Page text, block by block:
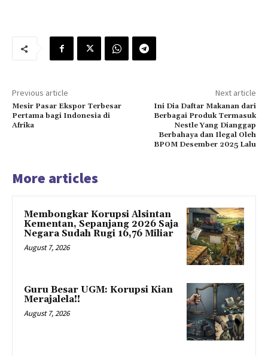
Previous article
Mesir Pasar Ekspor Terbesar
Pertama bagi Indonesia di
Afrika
Next article
Ini Dia Daftar Makanan dari
Berbagai Produk Termasuk
Nestle Yang Dianggap
Berbahaya dan Ilegal Oleh
BPOM Desember 2025 Lalu
More articles
Membongkar Korupsi Alsintan
Kementan, Sepanjang 2026 Saja
Negara Sudah Rugi 16,76 Miliar
August 7, 2026
Guru Besar UGM: Korupsi Kian
Merajalela!!
August 7, 2026